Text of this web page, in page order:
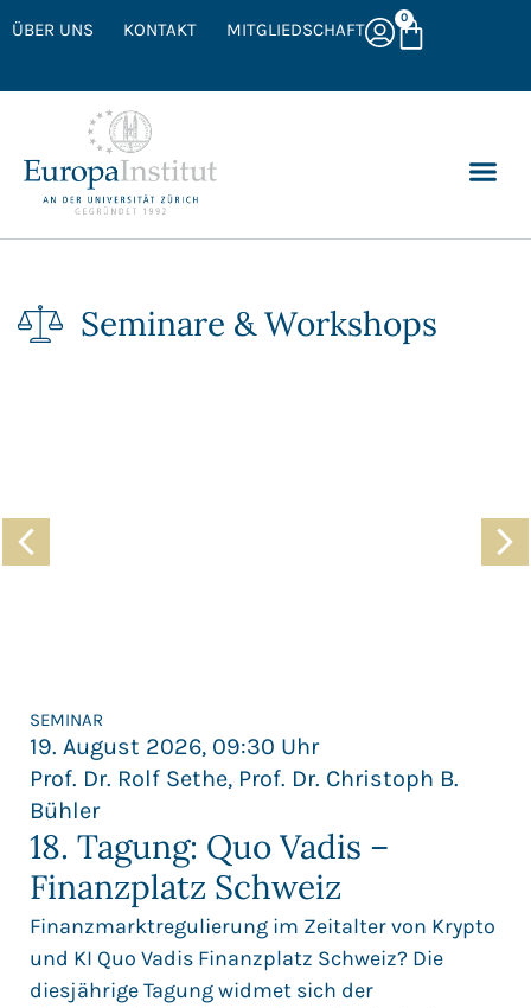
ÜBER UNS KONTAKT MITGLIEDSCHAFT
0
Seminare & Workshops
SEMINAR
19. August 2026, 09:30 Uhr
Prof. Dr. Rolf Sethe, Prof. Dr. Christoph B.
Bühler
18. Tagung: Quo Vadis –
Finanzplatz Schweiz
Finanzmarktregulierung im Zeitalter von Krypto
und KI Quo Vadis Finanzplatz Schweiz? Die
diesjährige Tagung widmet sich der